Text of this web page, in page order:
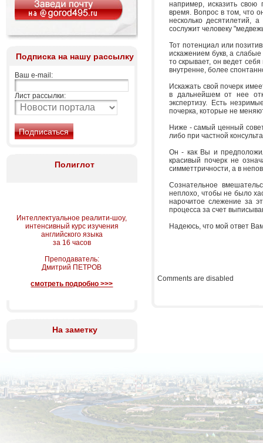
Подписка на нашу рассылку
Ваш e-mail:
Лист рассылки:
Полиглот
Интеллектуальное реалити-шоу,
интенсивный курс изучения
английского языка
за 16 часов
Преподаватель:
Дмитрий ПЕТРОВ
смотреть подробно >>>
На заметку
например, исказить свою
время. Вопрос в том, что
несколько десятилетий,
сослужит человеку
Тот потенциал или
искажением букв, а
то скрывает, он ведет
внутренне, более
Искажать свой почерк
в дальнейшем от нее
экспертизу. Есть
почерка, которые не
Ниже - самый ценный
либо при частной
Он - как Вы и
красивый почерк не
симметтричности, а в
Сознательное
неплохо, чтобы не было
нарочитое слежение за
процесса за счет
Надеюсь, что мой ответ
Comments are disabled